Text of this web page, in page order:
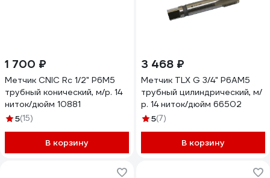
1 700 ₽
Метчик CNIC Rc 1/2" Р6М5
трубный конический, м/р. 14
ниток/дюйм 10881
5(15)
В корзину
3 468 ₽
Метчик TLX G 3/4" Р6АМ5
трубный цилиндрический, м/
р. 14 ниток/дюйм 66502
5(7)
В корзину